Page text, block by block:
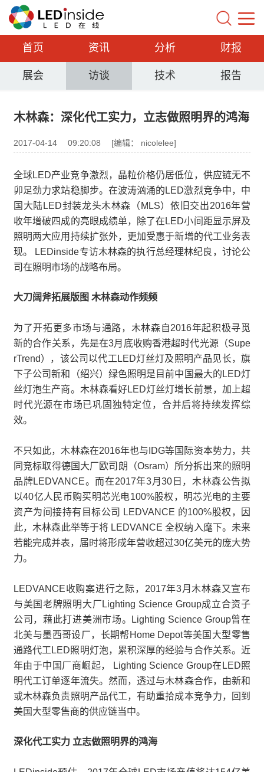
首页 资讯 分析 财报
展会 访谈 技术 报告
木林森：深化代工实力，立志做照明界的鸿海
2017-04-14 09:20:08 [编辑： nicolelee]
全球LED产业竞争激烈，晶粒价格仍居低位，供应链无不
卯足劲力求站稳脚步。在波涛汹涌的LED激烈竞争中，中
国大陆LED封装龙头木林森（MLS）依旧交出2016年营
收年增破四成的亮眼成绩单，除了在LED小间距显示屏及
照明两大应用持续扩张外，更加受惠于新增的代工业务表
现。 LEDinside专访木林森的执行总经理林纪良，讨论公
司在照明市场的战略布局。
大刀阔斧拓展版图 木林森动作频频
为了开拓更多市场与通路，木林森自2016年起积极寻觅
新的合作关系，先是在3月底收购香港超时代光源（Supe
rTrend），该公司以代工LED灯丝灯及照明产品见长，旗
下子公司新和（绍兴）绿色照明是目前中国最大的LED灯
丝灯泡生产商。木林森看好LED灯丝灯增长前景，加上超
时代光源在市场已巩固独特定位，合并后将持续发挥综
效。
不只如此，木林森在2016年也与IDG等国际资本势力，共
同竞标取得德国大厂欧司朗（Osram）所分拆出来的照明
品牌LEDVANCE。而在2017年3月30日，木林森公告拟
以40亿人民币购买明芯光电100%股权，明芯光电的主要
资产为间接持有目标公司 LEDVANCE 的100%股权，因
此，木林森此举等于将 LEDVANCE 全权纳入麾下。未来
若能完成并表，届时将形成年营收超过30亿美元的庞大势
力。
LEDVANCE收购案进行之际，2017年3月木林森又宣布
与美国老牌照明大厂Lighting Science Group成立合资子
公司，藉此打进美洲市场。Lighting Science Group曾在
北美与墨西哥设厂，长期帮Home Depot等美国大型零售
通路代工LED照明灯泡，累积深厚的经验与合作关系。近
年由于中国厂商崛起， Lighting Science Group在LED照
明代工订单逐年流失。然而，透过与木林森合作，由新和
或木林森负责照明产品代工，有助重拾成本竞争力，回到
美国大型零售商的供应链当中。
深化代工实力 立志做照明界的鸿海